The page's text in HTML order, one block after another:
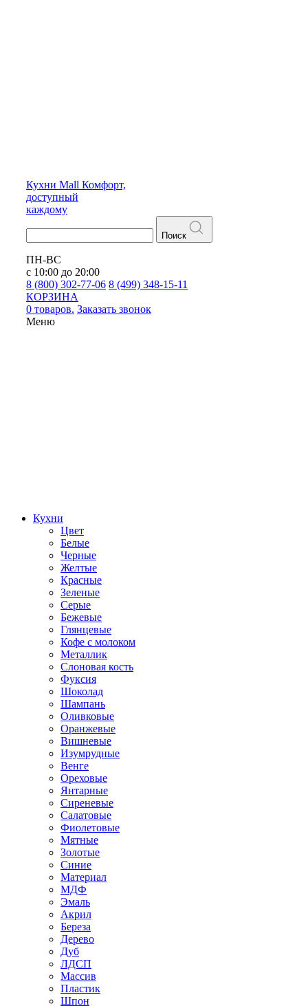
Кухни Mall Комфорт,
доступный
каждому
Поиск
ПН-ВС
с 10:00 до 20:00
8 (800) 302-77-06 8 (499) 348-15-11
КОРЗИНА
0 товаров. Заказать звонок
Меню
Кухни
Цвет
Белые
Черные
Желтые
Красные
Зеленые
Серые
Бежевые
Глянцевые
Кофе с молоком
Металлик
Слоновая кость
Фуксия
Шоколад
Шампань
Оливковые
Оранжевые
Вишневые
Изумрудные
Венге
Ореховые
Янтарные
Сиреневые
Салатовые
Фиолетовые
Мятные
Золотые
Синие
Материал
МДФ
Эмаль
Акрил
Береза
Дерево
Дуб
ЛДСП
Массив
Пластик
Шпон